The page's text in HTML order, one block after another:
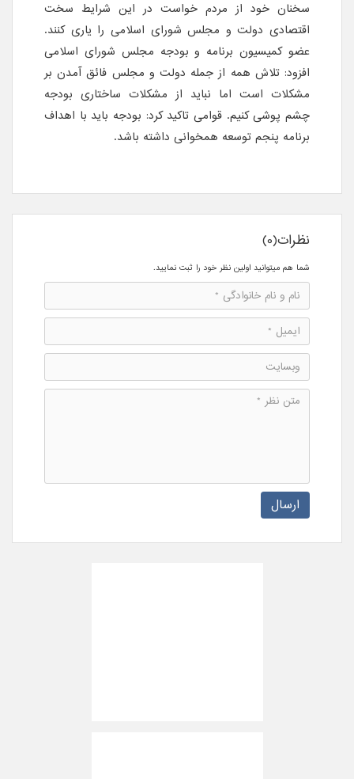
سخنان خود از مردم خواست در این شرایط سخت
اقتصادی دولت و مجلس شورای اسلامی را یاری کنند.
عضو کمیسیون برنامه و بودجه مجلس شورای اسلامی
افزود: تلاش همه از جمله دولت و مجلس فائق آمدن بر
مشکلات است اما نباید از مشکلات ساختاری بودجه
چشم پوشی کنیم. قوامی تاکید کرد: بودجه باید با اهداف
برنامه پنجم توسعه همخوانی داشته باشد.
نظرات(0)
شما هم میتوانید اولین نظر خود را ثبت نمایید.
ارسال